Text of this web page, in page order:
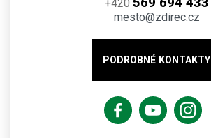
+420
mesto@zdirec.cz
PODROBNÉ KONTAKTY